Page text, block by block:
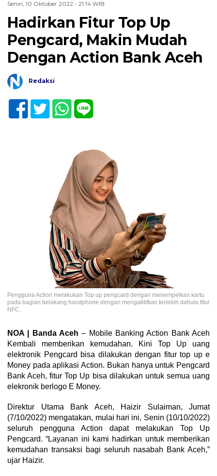
Senin, 10 Oktober 2022 - 21:14 WIB
Hadirkan Fitur Top Up
Pengcard, Makin Mudah
Dengan Action Bank Aceh
Redaksi
Pengguna Action melakukan Top up pengcard dengan menempelkan kartu
pada bagian belakang handphone dengan mengaktifkan terlebih dahulu fitur
NFC.
NOA | Banda Aceh – Mobile Banking Action Bank Aceh
Kembali memberikan kemudahan. Kini Top Up uang
elektronik Pengcard bisa dilakukan dengan fitur top up e
Money pada aplikasi Action. Bukan hanya untuk Pengcard
Bank Aceh, fitur Top Up bisa dilakukan untuk semua uang
elekronik berlogo E Money.
Direktur Utama Bank Aceh, Haizir Sulaiman, Jumat
(7/10/2022) mengatakan, mulai hari ini, Senin (10/10/2022)
seluruh pengguna Action dapat melakukan Top Up
Pengcard. “Layanan ini kami hadirkan untuk memberikan
kemudahan transaksi bagi seluruh nasabah Bank Aceh,”
ujar Haizir.